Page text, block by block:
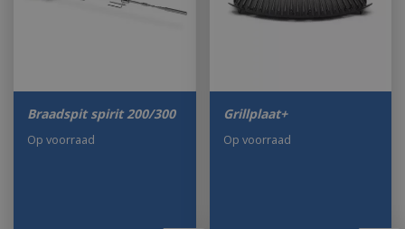
Braadspit spirit 200/300
Op voorraad
Grillplaat+
Op voorraad